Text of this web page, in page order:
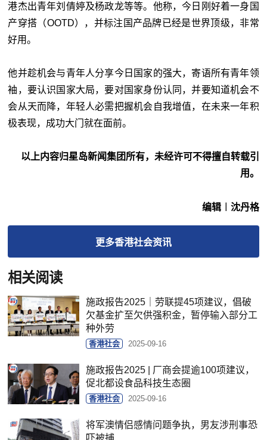
港杰出青年刘倩婷及杨政龙等等。他称，今日刚好着一身国
产穿搭（OOTD），并标注国产品牌已经是世界顶级，非常
好用。
他并趁机会与青年人分享今日国家的强大，寄语所有青年领
袖，要认识国家大局，要对国家身份认同，并要知道机会不
会从天而降，年轻人必需把握机会自我增值，在未来一年积
极表现，成功大门就在面前。
以上内容归星岛新闻集团所有，未经许可不得擅自转载引
用。
编辑︱沈丹格
更多香港社会资讯
相关阅读
施政报告2025｜劳联提45项建议，倡破
欠基金扩至欠供强积金，暂停输入部分工
种外劳
香港社会 2025-09-16
施政报告2025 | 厂商会提逾100项建议，
促北都设食品科技生态圈
香港社会 2025-09-16
将军澳情侣感情问题争执，男友涉刑事恐